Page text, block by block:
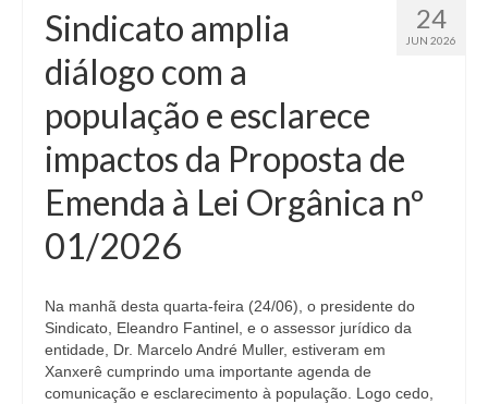
24
JUN 2026
Sindicato amplia
diálogo com a
população e esclarece
impactos da Proposta de
Emenda à Lei Orgânica nº
01/2026
Na manhã desta quarta-feira (24/06), o presidente do
Sindicato, Eleandro Fantinel, e o assessor jurídico da
entidade, Dr. Marcelo André Muller, estiveram em
Xanxerê cumprindo uma importante agenda de
comunicação e esclarecimento à população. Logo cedo,